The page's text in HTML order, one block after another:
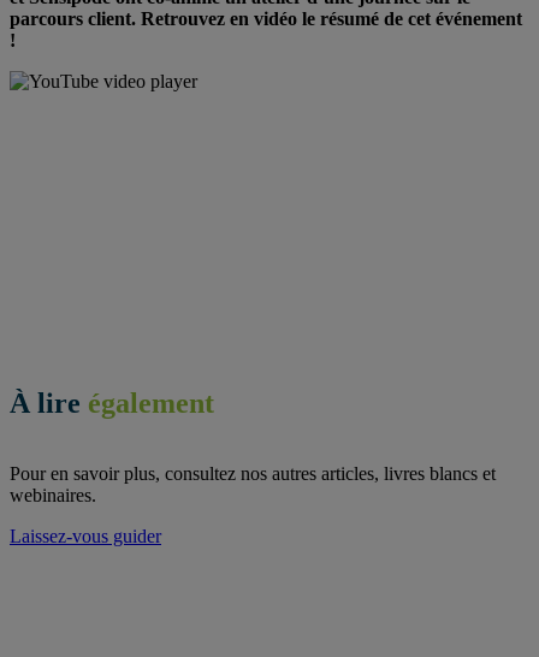
parcours client. Retrouvez en vidéo le résumé de cet événement
!
À lire également
Pour en savoir plus, consultez nos autres articles, livres blancs et
webinaires.
Laissez-vous guider